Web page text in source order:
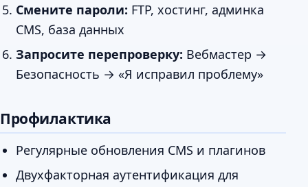
Смените пароли: FTP, хостинг, админка
CMS, база данных
Запросите перепроверку: Вебмастер →
Безопасность → «Я исправил проблему»
Профилактика
Регулярные обновления CMS и плагинов
Двухфакторная аутентификация для